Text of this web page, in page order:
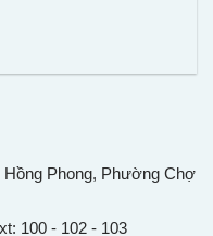
Phong, Phường Chợ
100 - 102 - 103